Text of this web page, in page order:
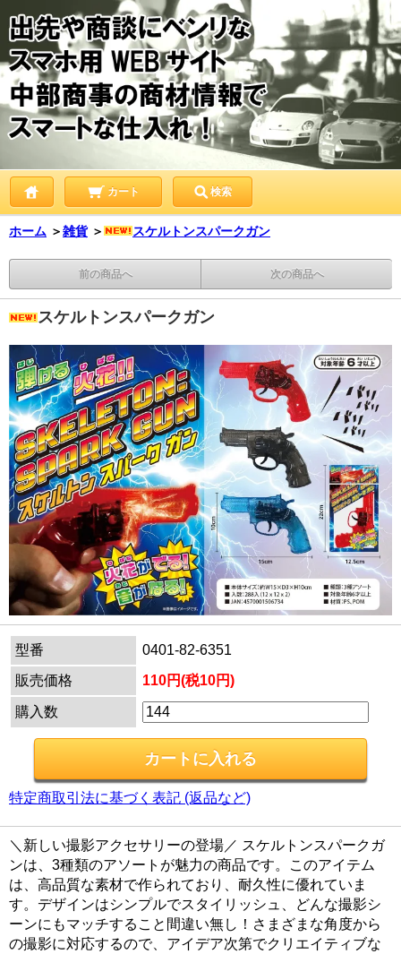
カート 検索
ホーム ＞雑貨 ＞ スケルトンスパークガン
前の商品へ 次の商品へ
スケルトンスパークガン
型番
0401-82-6351
販売価格
110円(税10円)
購入数
特定商取引法に基づく表記 (返品など)
＼新しい撮影アクセサリーの登場／ スケルトンスパークガ
ンは、3種類のアソートが魅力の商品です。このアイテム
は、高品質な素材で作られており、耐久性に優れていま
す。デザインはシンプルでスタイリッシュ、どんな撮影シ
ーンにもマッチすること間違い無し！さまざまな角度から
の撮影に対応するので、アイデア次第でクリエイティブな